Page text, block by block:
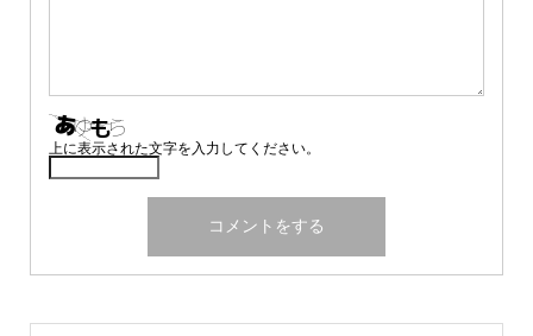
上に表示された文字を入力してください。